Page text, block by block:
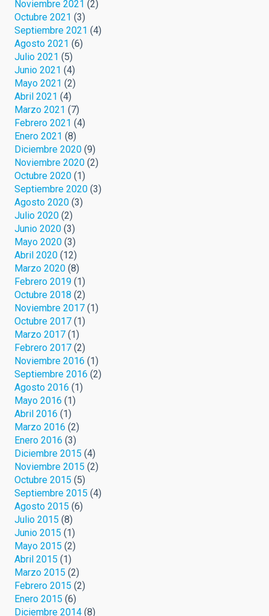
Noviembre 2021 (2)
Octubre 2021 (3)
Septiembre 2021 (4)
Agosto 2021 (6)
Julio 2021 (5)
Junio 2021 (4)
Mayo 2021 (2)
Abril 2021 (4)
Marzo 2021 (7)
Febrero 2021 (4)
Enero 2021 (8)
Diciembre 2020 (9)
Noviembre 2020 (2)
Octubre 2020 (1)
Septiembre 2020 (3)
Agosto 2020 (3)
Julio 2020 (2)
Junio 2020 (3)
Mayo 2020 (3)
Abril 2020 (12)
Marzo 2020 (8)
Febrero 2019 (1)
Octubre 2018 (2)
Noviembre 2017 (1)
Octubre 2017 (1)
Marzo 2017 (1)
Febrero 2017 (2)
Noviembre 2016 (1)
Septiembre 2016 (2)
Agosto 2016 (1)
Mayo 2016 (1)
Abril 2016 (1)
Marzo 2016 (2)
Enero 2016 (3)
Diciembre 2015 (4)
Noviembre 2015 (2)
Octubre 2015 (5)
Septiembre 2015 (4)
Agosto 2015 (6)
Julio 2015 (8)
Junio 2015 (1)
Mayo 2015 (2)
Abril 2015 (1)
Marzo 2015 (2)
Febrero 2015 (2)
Enero 2015 (6)
Diciembre 2014 (8)